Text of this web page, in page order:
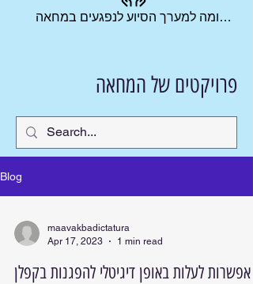
תרומה למערך הסיוע לנפגעים במחאה
פרויקטים של המחאה
Blog
maavakbadictatura
Apr 17, 2023
1 min read
אפשרות לעלות באופן דיגיטלי להפגנות בקפלן